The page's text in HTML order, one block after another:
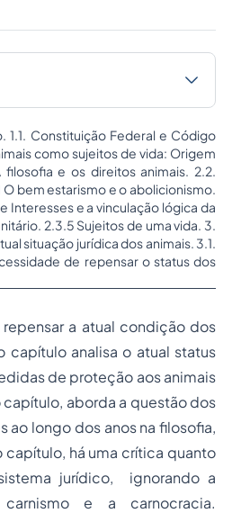
1.1. Constituição Federal e Código
como sujeitos de vida: Origem
e os direitos animais. 2.2.
O bem estarismo e o abolicionismo.
Interesses e a vinculação lógica da
2.3.5 Sujeitos de uma vida. 3.
situação jurídica dos animais. 3.1.
de repensar o status dos
a atual condição dos
capítulo analisa o atual status
de proteção aos animais
aborda a questão dos
ao longo dos anos na filosofia,
há uma crítica quanto
jurídico, ignorando a
e a carnocracia.